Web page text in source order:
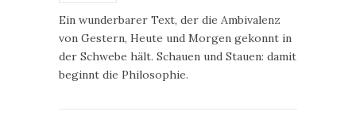
Ein wunderbarer Text, der die Ambivalenz
von Gestern, Heute und Morgen gekonnt in
der Schwebe hält. Schauen und Stauen: damit
beginnt die Philosophie.